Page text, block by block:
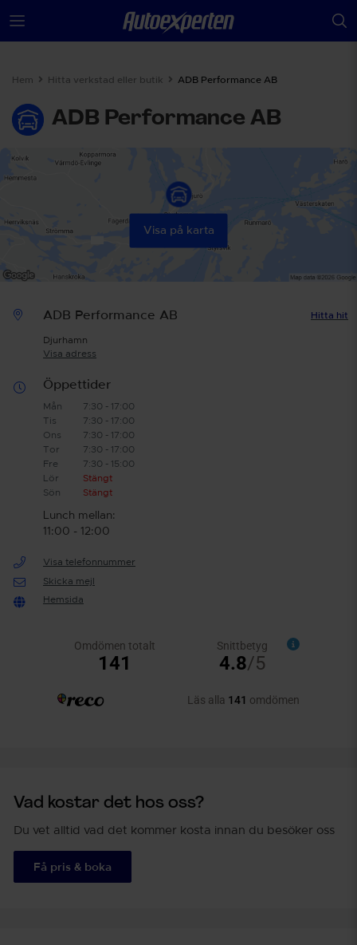
Hem Hitta verkstad eller butik ADB Performance AB
ADB Performance AB
Visa på karta
ADB Performance AB
Djurhamn
Visa adress
Hitta hit
Öppettider
Mån
7:30 - 17:00
Tis
7:30 - 17:00
Ons
7:30 - 17:00
Tor
7:30 - 17:00
Fre
7:30 - 15:00
Lör
Stängt
Sön
Stängt
Lunch mellan:
11:00 - 12:00
Visa telefonnummer
Skicka mejl
Hemsida
Vad kostar det hos oss?
Du vet alltid vad det kommer kosta innan du besöker oss
Få pris & boka